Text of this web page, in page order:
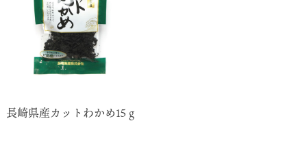
長崎県産カットわかめ15ｇ